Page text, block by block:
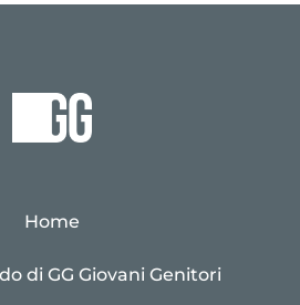
Home
di GG Giovani Genitori